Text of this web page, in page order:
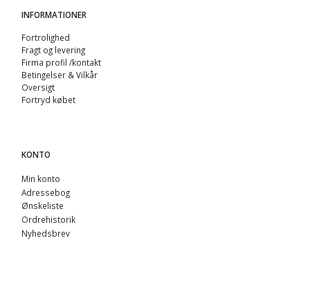
INFORMATIONER
Fortrolighed
Fragt og levering
Firma profil /kontakt
Betingelser & Vilkår
Oversigt
Fortryd købet
KONTO
Min konto
Adressebog
Ønskeliste
Ordrehistorik
Nyhedsbrev